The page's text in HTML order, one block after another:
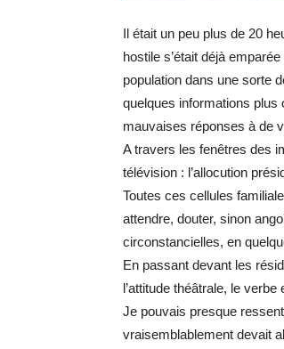
Il était un peu plus de 20
hostile s’était déjà
population dans une sorte
quelques informations plus
mauvaises réponses à de
A travers les fenêtres des
télévision : l’allocution
Toutes ces cellules
attendre, douter, sinon
circonstancielles, en
En passant devant les
l’attitude théâtrale, le
Je pouvais presque
vraisemblablement devait